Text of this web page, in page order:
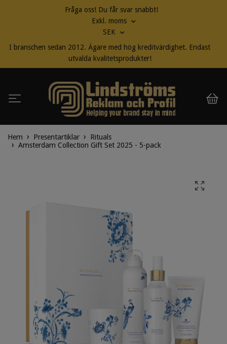
Fråga oss! Du får svar snabbt!
Exkl. moms
SEK
I branschen sedan 2012. Ägare med hög kreditvärdighet. Endast
utvalda kvalitetsprodukter!
Hem Presentartiklar
Rituals
Amsterdam Collection Gift Set 2025 - 5-pack